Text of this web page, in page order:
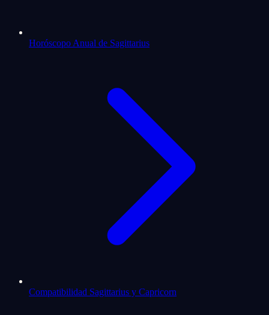
Horóscopo Anual de Sagittarius
Compatibilidad Sagittarius y Capricorn